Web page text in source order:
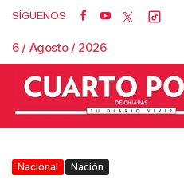
SÍGUENOS
6 / Agosto / 2026
Nacional Nación